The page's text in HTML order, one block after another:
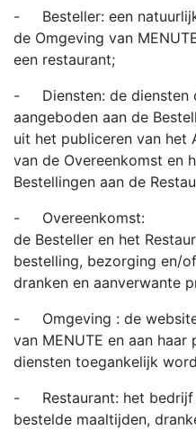
- Besteller: een
de Omgeving van
een restaurant;
- Diensten: de diensten
aangeboden aan de
uit het publiceren van het
van de Overeenkomst en
Bestellingen aan de
- Overeenkomst: de
de Besteller en het
bestelling, bezorging en/
dranken en aanverwante
- Omgeving : de
van MENUTE en aan
diensten toegankelijk
- Restaurant: het bedrijf
bestelde maaltijden,